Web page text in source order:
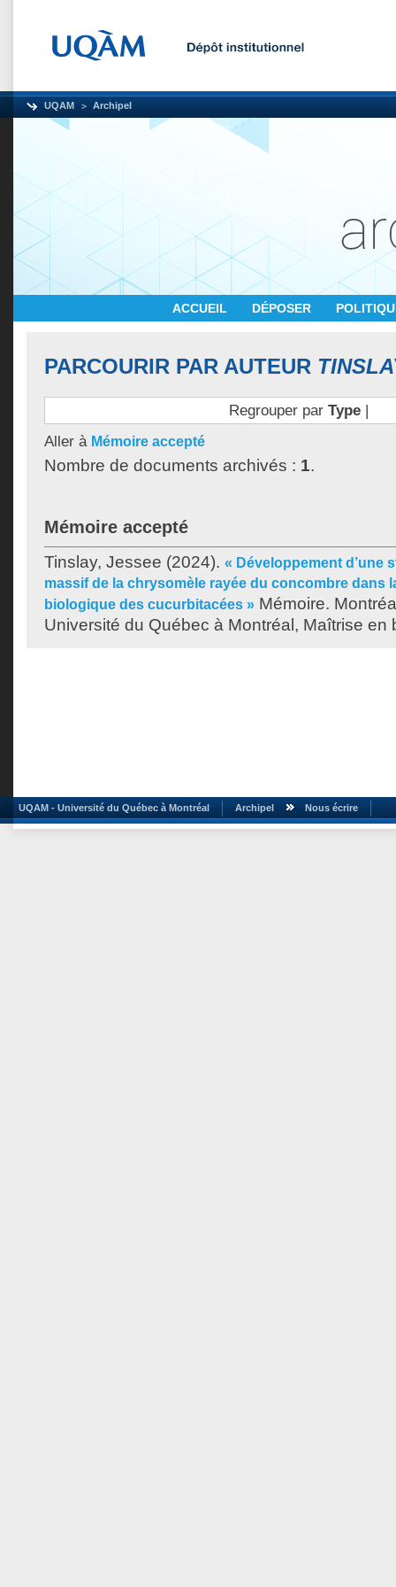
UQAM Archipel
ACCUEIL DÉPOSER
PARCOURIR PAR AUTEUR
Regrouper par Type|
Aller à Mémoire accepté
Nombre de documents archivés : 1.
Mémoire accepté
Tinslay, Jessee (2024). « Développement d’une
massif de la chrysomèle rayée du concombre dans
biologique des cucurbitacées » Mémoire.
Université du Québec à Montréal, Maîtrise en
UQAM - Université du Québec à Montréal Archipel Nous écrire